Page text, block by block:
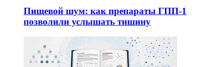
Пищевой шум: как препараты ГПП-1
позволили услышать тишину